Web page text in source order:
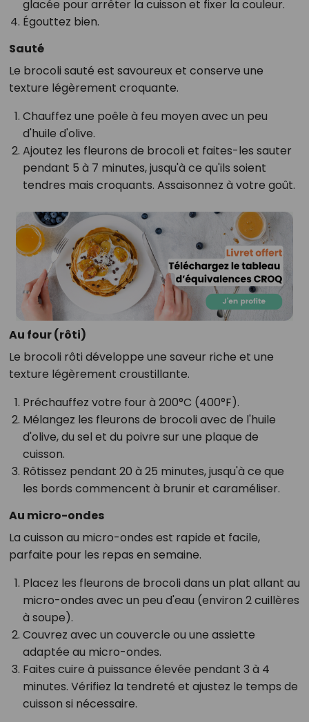
glacée pour arrêter la cuisson et fixer la couleur.
Égouttez bien.
Sauté
Le brocoli sauté est savoureux et conserve une
texture légèrement croquante.
Chauffez une poêle à feu moyen avec un peu
d'huile d'olive.
Ajoutez les fleurons de brocoli et faites-les sauter
pendant 5 à 7 minutes, jusqu'à ce qu'ils soient
tendres mais croquants. Assaisonnez à votre goût.
Au four (rôti)
Le brocoli rôti développe une saveur riche et une
texture légèrement croustillante.
Préchauffez votre four à 200°C (400°F).
Mélangez les fleurons de brocoli avec de l'huile
d'olive, du sel et du poivre sur une plaque de
cuisson.
Rôtissez pendant 20 à 25 minutes, jusqu'à ce que
les bords commencent à brunir et caraméliser.
Au micro-ondes
La cuisson au micro-ondes est rapide et facile,
parfaite pour les repas en semaine.
Placez les fleurons de brocoli dans un plat allant au
micro-ondes avec un peu d'eau (environ 2 cuillères
à soupe).
Couvrez avec un couvercle ou une assiette
adaptée au micro-ondes.
Faites cuire à puissance élevée pendant 3 à 4
minutes. Vérifiez la tendreté et ajustez le temps de
cuisson si nécessaire.